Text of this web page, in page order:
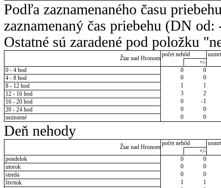
Podľa zaznamenaného času
zaznamenaný čas priebehu (DN
Ostatné sú zaradené pod položku
Žiar nad Hronom
počet nehôd
+/-
0 - 4 hod
0
0
4 - 8 hod
0
0
8 - 12 hod
1
1
12 - 16 hod
3
2
16 - 20 hod
0
-1
20 - 24 hod
0
0
nezistené
0 0
Deň nehody
Žiar nad Hronom
počet nehôd
+/-
pondelok
0
0
utorok
0
0
streda
0
0
štvrtok
1
1